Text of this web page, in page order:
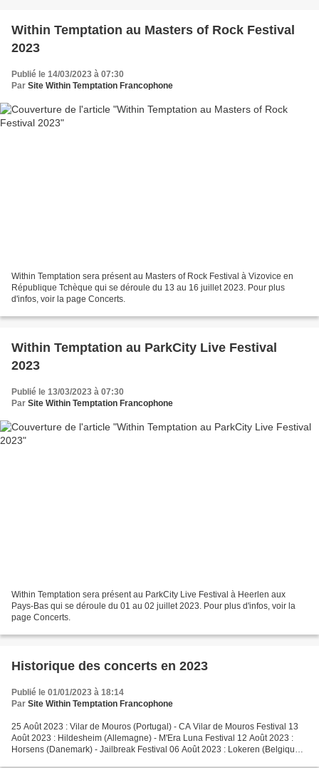
Within Temptation au Masters of Rock Festival
2023
Publié le 14/03/2023 à 07:30
Par Site Within Temptation Francophone
Within Temptation sera présent au Masters of Rock Festival à Vizovice en
République Tchèque qui se déroule du 13 au 16 juillet 2023. Pour plus
d'infos, voir la page Concerts.
Within Temptation au ParkCity Live Festival
2023
Publié le 13/03/2023 à 07:30
Par Site Within Temptation Francophone
Within Temptation sera présent au ParkCity Live Festival à Heerlen aux
Pays-Bas qui se déroule du 01 au 02 juillet 2023. Pour plus d'infos, voir la
page Concerts.
Historique des concerts en 2023
Publié le 01/01/2023 à 18:14
Par Site Within Temptation Francophone
25 Août 2023 : Vilar de Mouros (Portugal) - CA Vilar de Mouros Festival 13
Août 2023 : Hildesheim (Allemagne) - M'Era Luna Festival 12 Août 2023 :
Horsens (Danemark) - Jailbreak Festival 06 Août 2023 : Lokeren (Belgique) -